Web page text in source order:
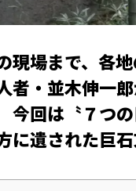
現場まで、各
者・並木伸一
回は〝７つ
遺された巨石